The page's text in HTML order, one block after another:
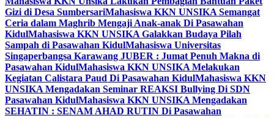
Gizi di Desa SumbersariMahasiswa KKN UNSIKA Semangat
Ceria dalam Maghrib Mengaji Anak-anak Di Pasawahan
KidulMahasiswa KKN UNSIKA Galakkan Budaya Pilah
Sampah di Pasawahan KidulMahasiswa Universitas
Singaperbangsa Karawang JUBER : Jumat Penuh Makna di
Pasawahan KidulMahasiswa KKN UNSIKA Melakukan
Kegiatan Calistara Paud Di Pasawahan KidulMahasiswa KKN
UNSIKA Mengadakan Seminar REAKSI Bullying Di SDN
Pasawahan KidulMahasiswa KKN UNSIKA Mengadakan
SEHATIN : SENAM AHAD RUTIN Di Pasawahan